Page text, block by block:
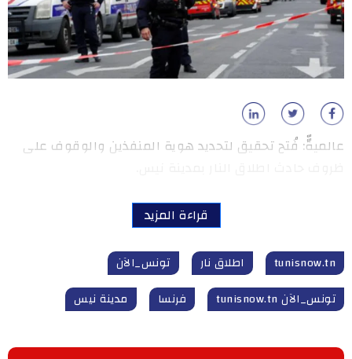
عالميةّّ: فُتح تحقيق لتحديد هوية المنفذين والوقوف على
قراءة المزيد
tunisnow.tn اطلاق نار
تونس_الآن
تونس_الآن tunisnow.tn
فرنسا مدينة نيس